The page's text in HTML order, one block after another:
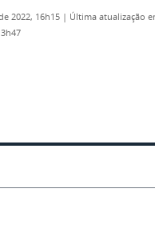
2022, 16h15 | Última atualização